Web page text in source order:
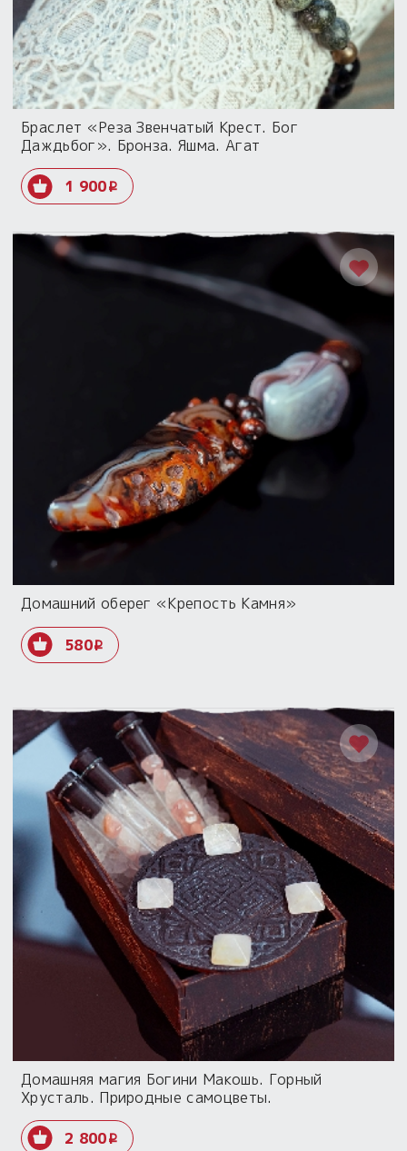
Браслет «Реза Звенчатый Крест. Бог
Даждьбог». Бронза. Яшма. Агат
1 900i
Домашний оберег «Крепость Камня»
580i
Домашняя магия Богини Макошь. Горный
Хрусталь. Природные самоцветы.
2 800i